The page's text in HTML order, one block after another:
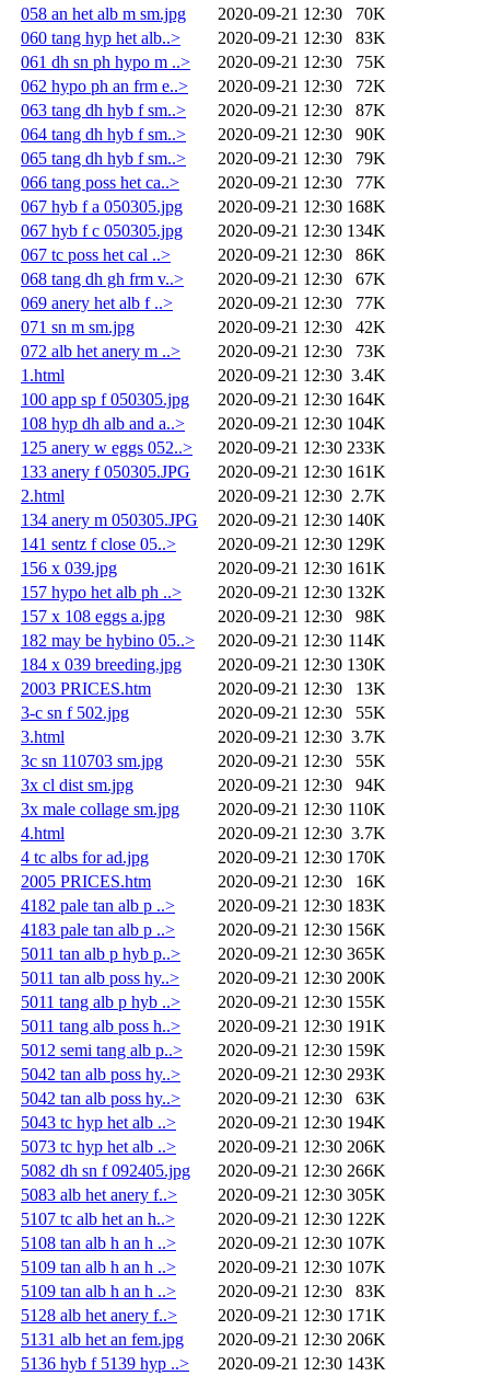
058 an het alb m sm.jpg
2020-09-21 12:30
70K
060 tang hyp het alb..>
2020-09-21 12:30
83K
061 dh sn ph hypo m ..>
2020-09-21 12:30
75K
062 hypo ph an frm e..>
2020-09-21 12:30
72K
063 tang dh hyb f sm..>
2020-09-21 12:30
87K
064 tang dh hyb f sm..>
2020-09-21 12:30
90K
065 tang dh hyb f sm..>
2020-09-21 12:30
79K
066 tang poss het ca..>
2020-09-21 12:30
77K
067 hyb f a 050305.jpg
2020-09-21 12:30 168K
067 hyb f c 050305.jpg
2020-09-21 12:30 134K
067 tc poss het cal ..>
2020-09-21 12:30
86K
068 tang dh gh frm v..>
2020-09-21 12:30
67K
069 anery het alb f ..>
2020-09-21 12:30
77K
071 sn m sm.jpg
2020-09-21 12:30
42K
072 alb het anery m ..>
2020-09-21 12:30
73K
1.html
2020-09-21 12:30 3.4K
100 app sp f 050305.jpg
2020-09-21 12:30 164K
108 hyp dh alb and a..>
2020-09-21 12:30 104K
125 anery w eggs 052..>
2020-09-21 12:30 233K
133 anery f 050305.JPG
2020-09-21 12:30 161K
2.html
2020-09-21 12:30 2.7K
134 anery m 050305.JPG
2020-09-21 12:30 140K
141 sentz f close 05..>
2020-09-21 12:30 129K
156 x 039.jpg
2020-09-21 12:30 161K
157 hypo het alb ph ..>
2020-09-21 12:30 132K
157 x 108 eggs a.jpg
2020-09-21 12:30
98K
182 may be hybino 05..>
2020-09-21 12:30 114K
184 x 039 breeding.jpg
2020-09-21 12:30 130K
2003 PRICES.htm
2020-09-21 12:30
13K
3-c sn f 502.jpg
2020-09-21 12:30
55K
3.html
2020-09-21 12:30 3.7K
3c sn 110703 sm.jpg
2020-09-21 12:30
55K
3x cl dist sm.jpg
2020-09-21 12:30
94K
3x male collage sm.jpg
2020-09-21 12:30 110K
4.html
2020-09-21 12:30 3.7K
4 tc albs for ad.jpg
2020-09-21 12:30 170K
2005 PRICES.htm
2020-09-21 12:30
16K
4182 pale tan alb p ..>
2020-09-21 12:30 183K
4183 pale tan alb p ..>
2020-09-21 12:30 156K
5011 tan alb p hyb p..>
2020-09-21 12:30 365K
5011 tan alb poss hy..>
2020-09-21 12:30 200K
5011 tang alb p hyb ..>
2020-09-21 12:30 155K
5011 tang alb poss h..>
2020-09-21 12:30 191K
5012 semi tang alb p..>
2020-09-21 12:30 159K
5042 tan alb poss hy..>
2020-09-21 12:30 293K
5042 tan alb poss hy..>
2020-09-21 12:30
63K
5043 tc hyp het alb ..>
2020-09-21 12:30 194K
5073 tc hyp het alb ..>
2020-09-21 12:30 206K
5082 dh sn f 092405.jpg
2020-09-21 12:30 266K
5083 alb het anery f..>
2020-09-21 12:30 305K
5107 tc alb het an h..>
2020-09-21 12:30 122K
5108 tan alb h an h ..>
2020-09-21 12:30 107K
5109 tan alb h an h ..>
2020-09-21 12:30 107K
5109 tan alb h an h ..>
2020-09-21 12:30
83K
5128 alb het anery f..>
2020-09-21 12:30 171K
5131 alb het an fem.jpg
2020-09-21 12:30 206K
5136 hyb f 5139 hyp ..>
2020-09-21 12:30 143K